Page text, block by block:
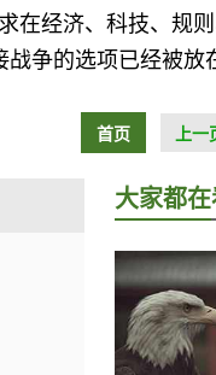
在经济、科技、规
战争的选项已经被放
首页 上一
大家都